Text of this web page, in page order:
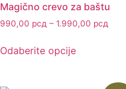
Magično crevo za baštu
990,00 рсд – 1.990,00 рсд
Odaberite opcije